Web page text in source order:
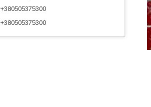
+380505375300
+380505375300